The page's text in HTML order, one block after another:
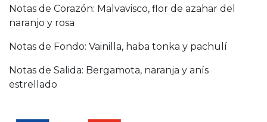
Notas de Corazón: Malvavisco, flor de azahar del
naranjo y rosa
Notas de Fondo: Vainilla, haba tonka y pachulí
Notas de Salida: Bergamota, naranja y anís
estrellado